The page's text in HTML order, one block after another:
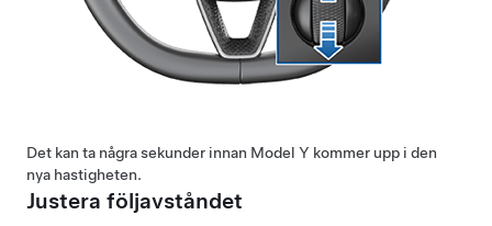
Det kan ta några sekunder innan Model Y kommer upp i den
nya hastigheten.
Justera följavståndet